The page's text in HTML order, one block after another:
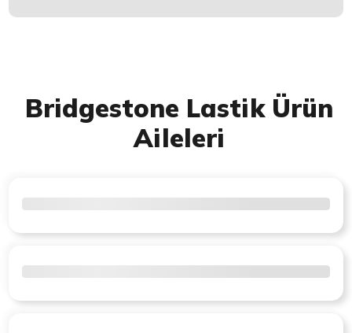
Bridgestone Lastik Ürün
Aileleri